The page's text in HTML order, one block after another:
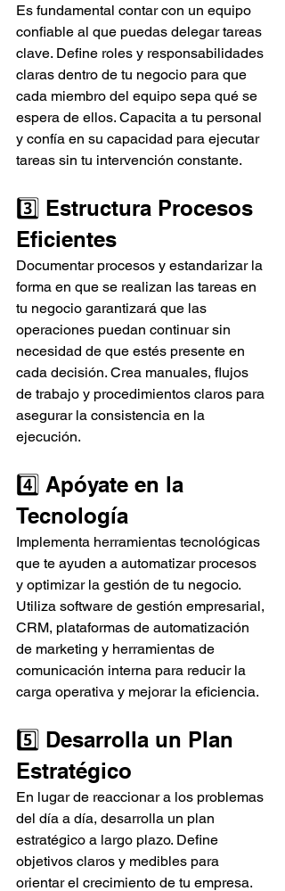
Es fundamental contar con un equipo
confiable al que puedas delegar tareas
clave. Define roles y responsabilidades
claras dentro de tu negocio para que
cada miembro del equipo sepa qué se
espera de ellos. Capacita a tu personal
y confía en su capacidad para ejecutar
tareas sin tu intervención constante.
3️⃣ Estructura Procesos
Eficientes
Documentar procesos y estandarizar la
forma en que se realizan las tareas en
tu negocio garantizará que las
operaciones puedan continuar sin
necesidad de que estés presente en
cada decisión. Crea manuales, flujos
de trabajo y procedimientos claros para
asegurar la consistencia en la
ejecución.
4️⃣ Apóyate en la
Tecnología
Implementa herramientas tecnológicas
que te ayuden a automatizar procesos
y optimizar la gestión de tu negocio.
Utiliza software de gestión empresarial,
CRM, plataformas de automatización
de marketing y herramientas de
comunicación interna para reducir la
carga operativa y mejorar la eficiencia.
5️⃣ Desarrolla un Plan
Estratégico
En lugar de reaccionar a los problemas
del día a día, desarrolla un plan
estratégico a largo plazo. Define
objetivos claros y medibles para
orientar el crecimiento de tu empresa.